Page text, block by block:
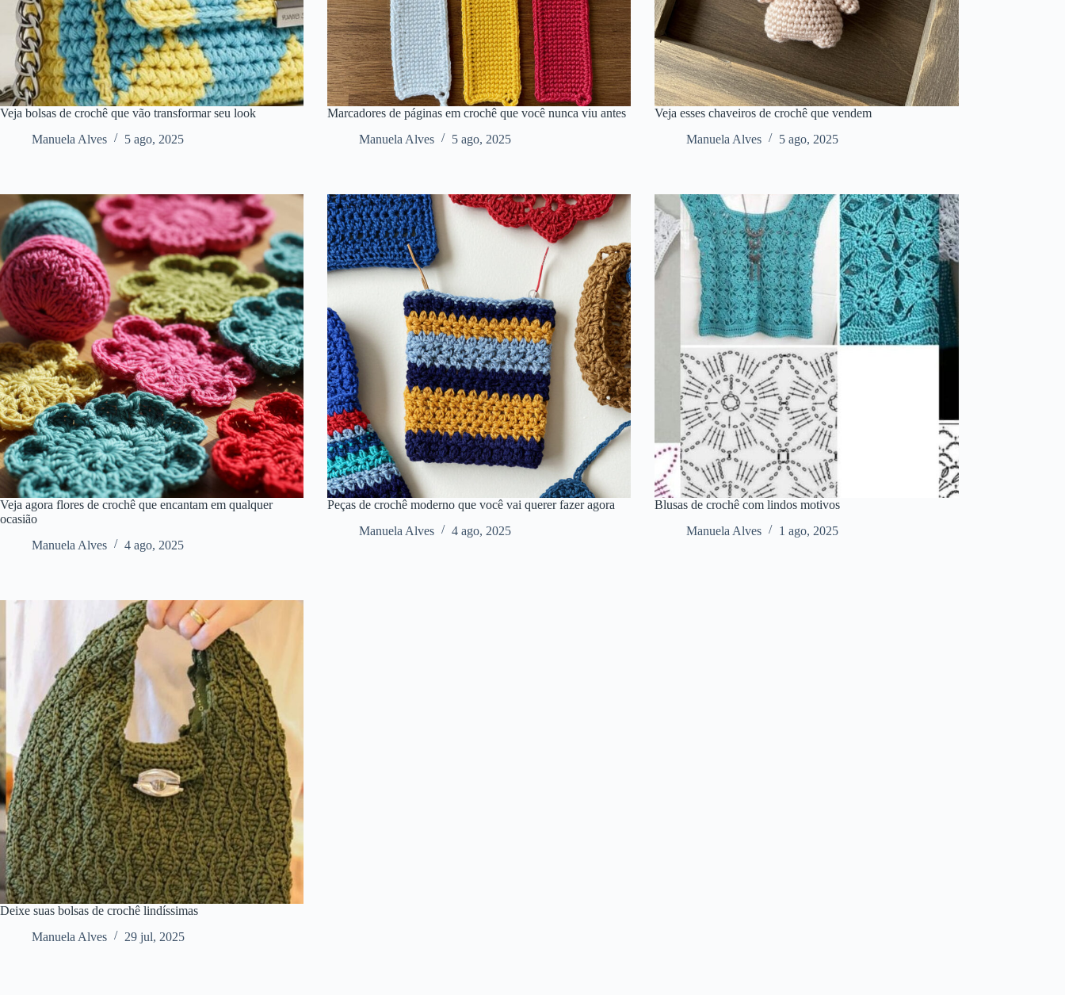
Veja bolsas de crochê que vão transformar seu look
Manuela Alves
5 ago, 2025
Marcadores de páginas em crochê que você nunca viu antes
Manuela Alves
5 ago, 2025
Veja esses chaveiros de crochê que vendem
Manuela Alves
5 ago, 2025
Veja agora flores de crochê que encantam em qualquer
ocasião
Manuela Alves
4 ago, 2025
Peças de crochê moderno que você vai querer fazer agora
Manuela Alves
4 ago, 2025
Blusas de crochê com lindos motivos
Manuela Alves
1 ago, 2025
Deixe suas bolsas de crochê lindíssimas
Manuela Alves
29 jul, 2025